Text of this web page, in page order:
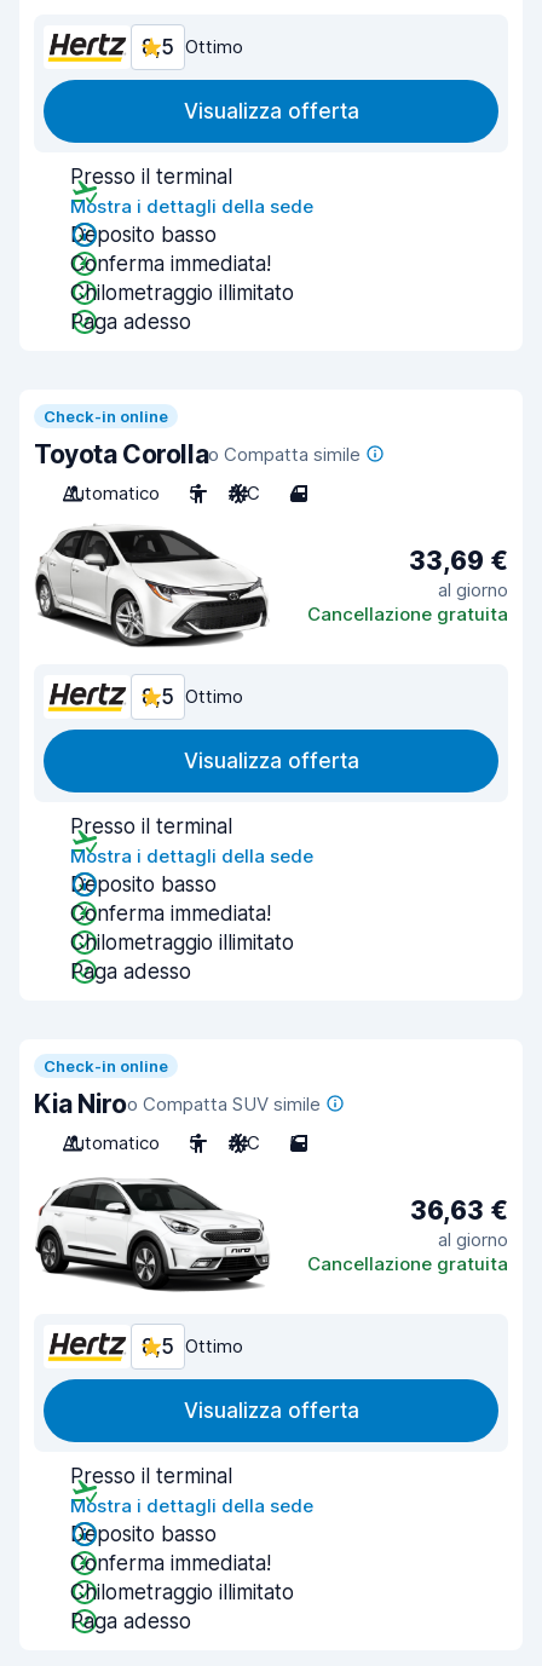
8,5 Ottimo
Visualizza offerta
Presso il terminal
Mostra i dettagli della sede
Deposito basso
Conferma immediata!
Chilometraggio illimitato
Paga adesso
Check-in online
Toyota Corollao Compatta simile
Automatico
5 A/C 4
33,69 €
al giorno
Cancellazione gratuita
8,5 Ottimo
Visualizza offerta
Presso il terminal
Mostra i dettagli della sede
Deposito basso
Conferma immediata!
Chilometraggio illimitato
Paga adesso
Check-in online
Kia Niroo Compatta SUV simile
Automatico
5 A/C 5
36,63 €
al giorno
Cancellazione gratuita
8,5 Ottimo
Visualizza offerta
Presso il terminal
Mostra i dettagli della sede
Deposito basso
Conferma immediata!
Chilometraggio illimitato
Paga adesso